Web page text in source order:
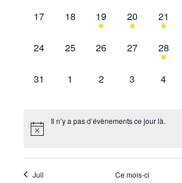
0
17
0
évènement,
18
1
évènement,
19
2
évènements,
20
1
21
0
24
0
25
0
26
0
évènement,
27
1
28
0
31
0
1
0
2
0
3
0
4
Il n’y a pas d’évènements ce jour là.
Juil Ce mois-ci